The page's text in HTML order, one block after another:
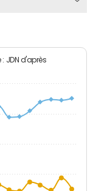
JDN d'après